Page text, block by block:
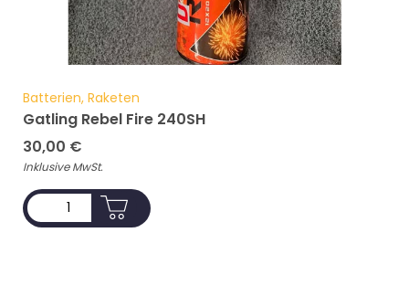
Batterien, Raketen
Gatling Rebel Fire 240SH
30,00 €
Inklusive MwSt.